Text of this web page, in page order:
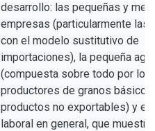
desarrollo: las pequeñas y
empresas (particularmente las
con el modelo sustitutivo de
importaciones), la pequeña
(compuesta sobre todo por los
productores de granos
productos no exportables) y el
laboral en general, que muestra